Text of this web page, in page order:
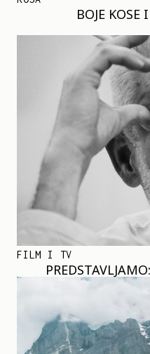
BOJE
FILM I TV